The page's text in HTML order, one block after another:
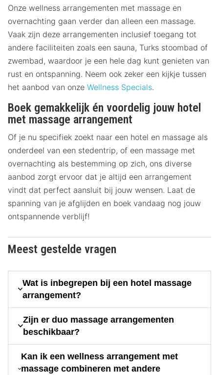
Onze wellness arrangementen met massage en
overnachting gaan verder dan alleen een massage.
Vaak zijn deze arrangementen inclusief toegang tot
andere faciliteiten zoals een sauna, Turks stoombad of
zwembad, waardoor je een hele dag kunt genieten van
rust en ontspanning. Neem ook zeker een kijkje tussen
het aanbod van onze Wellness Specials.
Boek gemakkelijk én voordelig jouw hotel
met massage arrangement
Of je nu specifiek zoekt naar een hotel en massage als
onderdeel van een stedentrip, of een massage met
overnachting als bestemming op zich, ons diverse
aanbod zorgt ervoor dat je altijd een arrangement
vindt dat perfect aansluit bij jouw wensen. Laat de
spanning van je afglijden en boek vandaag nog jouw
ontspannende verblijf!
Meest gestelde vragen
Wat is inbegrepen bij een hotel massage
arrangement?
Zijn er duo massage arrangementen
beschikbaar?
Kan ik een wellness arrangement met
massage combineren met andere